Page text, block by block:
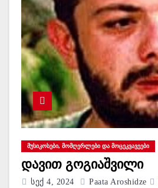
ᲛᲣᲡᲘᲙᲝᲡᲔᲑᲘ, ᲛᲝᲛᲦᲔᲠᲚᲔᲑᲘ ᲓᲐ ᲛᲝᲪᲔᲙᲕᲐᲕᲔᲔᲑᲘ
დავით გოგიაშვილი
Სექ 4, 2024 Paata Aroshidze